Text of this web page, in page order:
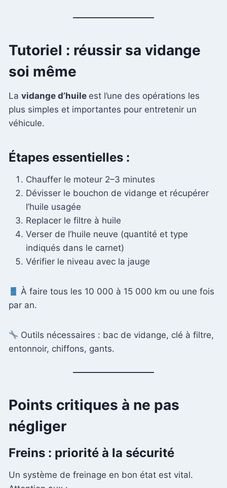
Tutoriel : réussir sa vidange
soi même
La vidange d’huile est l’une des opérations les
plus simples et importantes pour entretenir un
véhicule.
Étapes essentielles :
Chauffer le moteur 2–3 minutes
Dévisser le bouchon de vidange et récupérer
l’huile usagée
Replacer le filtre à huile
Verser de l’huile neuve (quantité et type
indiqués dans le carnet)
Vérifier le niveau avec la jauge
À faire tous les 10 000 à 15 000 km ou une fois
par an.
Outils nécessaires : bac de vidange, clé à filtre,
entonnoir, chiffons, gants.
Points critiques à ne pas
négliger
Freins : priorité à la sécurité
Un système de freinage en bon état est vital.